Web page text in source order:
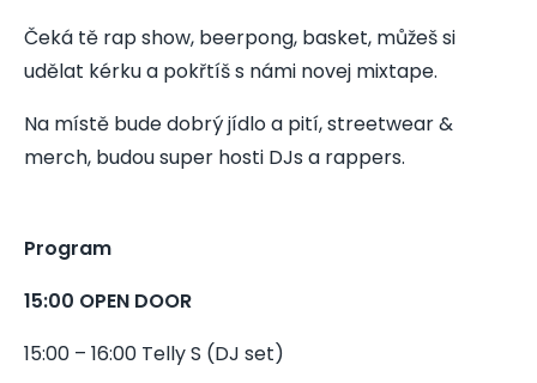
ALMEZ
WOLGI
Čeká tě rap show, beerpong, basket, můžeš si
udělat kérku a pokřtíš s námi novej mixtape.
Na místě bude dobrý jídlo a pití, streetwear &
merch, budou super hosti DJs a rappers.
Program
15:00 OPEN DOOR
15:00 – 16:00 Telly S (DJ set)